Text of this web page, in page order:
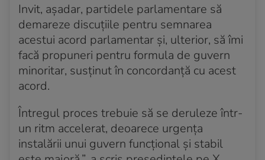
Invit, așadar, partidele parlamentare să
demareze discuțiile pentru semnarea
acestui acord parlamentar și, ulterior, să îmi
facă propuneri pentru formula de guvern
minoritar, susținut în concordanță cu acest
acord.
Întregul proces trebuie să se deruleze într-
un ritm accelerat, deoarece urgența
instalării unui guvern funcțional și stabil